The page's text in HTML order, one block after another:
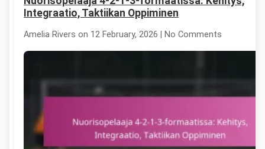
Integraatio, Taktiikan Oppiminen
Amelia Rivers on 12 February, 2026 | No Comments